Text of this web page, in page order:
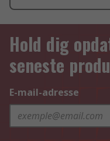
Hold dig
seneste
E-mail-adresse